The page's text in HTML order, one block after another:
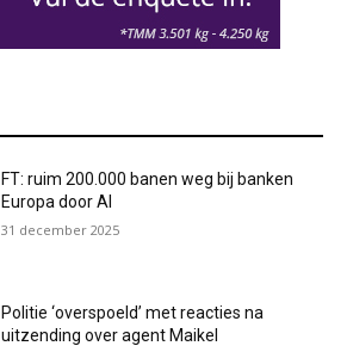
FT: ruim 200.000 banen weg bij banken
Europa door AI
31 december 2025
Politie ‘overspoeld’ met reacties na
uitzending over agent Maikel